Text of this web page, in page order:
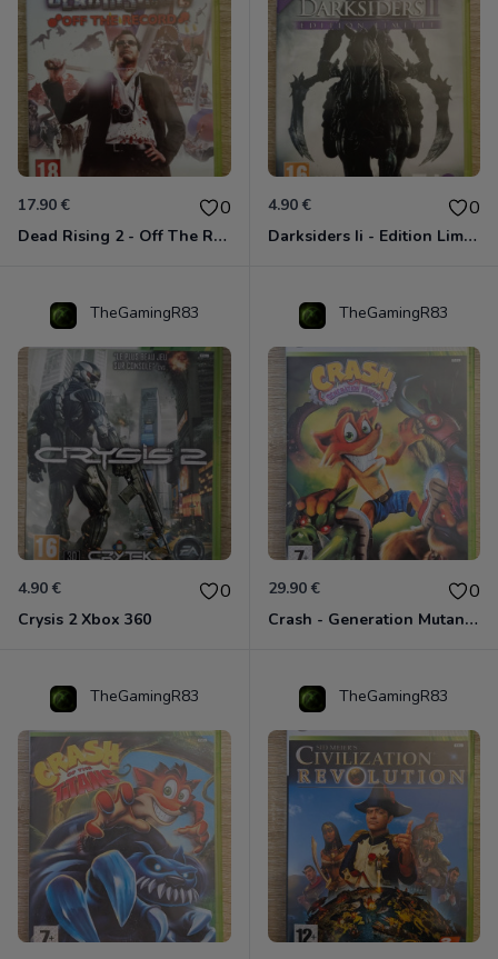
17.90 € 0
Dead Rising 2 - Off The Record Xbox 360
4.90 € 0
Darksiders Ii - Edition Limitée Xbox 360
TheGamingR83
4.90 € 0
Crysis 2 Xbox 360
TheGamingR83
29.90 € 0
Crash - Generation Mutant Xbox 360
TheGamingR83 TheGamingR83